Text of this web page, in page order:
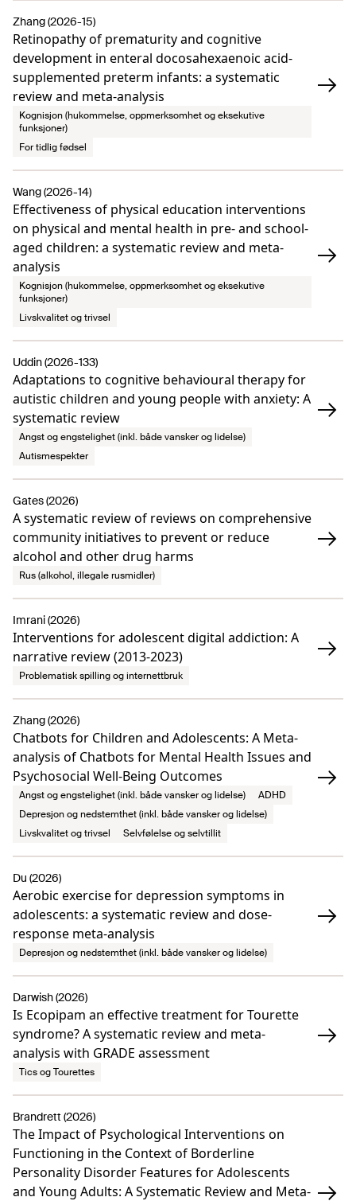
Retinopathy of prematurity and cognitive
development in enteral docosahexaenoic acid-
supplemented preterm infants: a systematic
review and meta-analysis
Zhang (2026-15)
Kognisjon (hukommelse, oppmerksomhet og eksekutive
funksjoner)
For tidlig fødsel
Effectiveness of physical education interventions
on physical and mental health in pre- and school-
aged children: a systematic review and meta-
analysis
Wang (2026-14)
Kognisjon (hukommelse, oppmerksomhet og eksekutive
funksjoner)
Livskvalitet og trivsel
Adaptations to cognitive behavioural therapy for
autistic children and young people with anxiety: A
systematic review
Uddin (2026-133)
Angst og engstelighet (inkl. både vansker og lidelse)
Autismespekter
A systematic review of reviews on comprehensive
community initiatives to prevent or reduce
alcohol and other drug harms
Gates (2026)
Rus (alkohol, illegale rusmidler)
Interventions for adolescent digital addiction: A
narrative review (2013-2023)
Imrani (2026)
Problematisk spilling og internettbruk
Chatbots for Children and Adolescents: A Meta-
analysis of Chatbots for Mental Health Issues and
Psychosocial Well-Being Outcomes
Zhang (2026)
Angst og engstelighet (inkl. både vansker og lidelse)
ADHD
Depresjon og nedstemthet (inkl. både vansker og lidelse)
Livskvalitet og trivsel
Selvfølelse og selvtillit
Aerobic exercise for depression symptoms in
adolescents: a systematic review and dose-
response meta-analysis
Du (2026)
Depresjon og nedstemthet (inkl. både vansker og lidelse)
Is Ecopipam an effective treatment for Tourette
syndrome? A systematic review and meta-
analysis with GRADE assessment
Darwish (2026)
Tics og Tourettes
The Impact of Psychological Interventions on
Functioning in the Context of Borderline
Personality Disorder Features for Adolescents
and Young Adults: A Systematic Review and Meta-
Brandrett (2026)